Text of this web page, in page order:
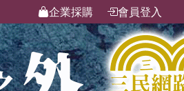
企業採購 會員登入